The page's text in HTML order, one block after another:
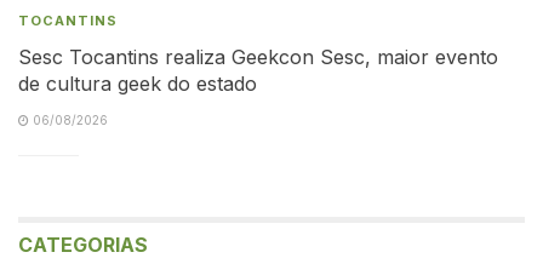
TOCANTINS
Sesc Tocantins realiza Geekcon Sesc, maior evento
de cultura geek do estado
06/08/2026
CATEGORIAS